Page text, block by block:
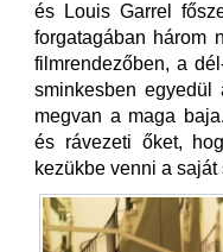
és Louis Garrel
forgatagában három
filmrendezőben, a
sminkesben egyedül
megvan a maga
és rávezeti őket,
kezükbe venni a saját